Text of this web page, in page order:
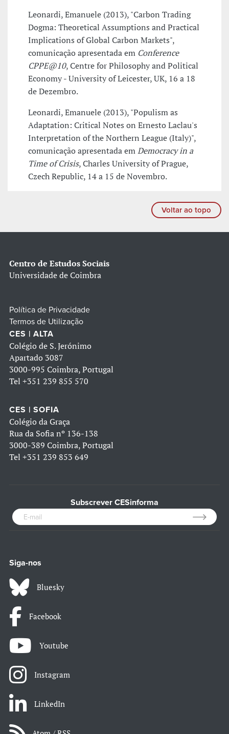
Leonardi, Emanuele (2013), "Carbon Trading
Dogma: Theoretical Assumptions and Practical
Implications of Global Carbon Markets",
comunicação apresentada em Conference
CPPE@10, Centre for Philosophy and Political
Economy - University of Leicester, UK, 16 a 18
de Dezembro.
Leonardi, Emanuele (2013), "Populism as
Adaptation: Critical Notes on Ernesto Laclau's
Interpretation of the Northern League (Italy)",
comunicação apresentada emDemocracy in a
Time of Crisis, Charles University of Prague,
Czech Republic, 14 a 15 de Novembro.
Voltar ao topo
Centro de Estudos Sociais
Universidade de Coimbra
Política de Privacidade
Termos de Utilização
CES | ALTA
Colégio de S. Jerónimo
Apartado 3087
3000-995 Coimbra, Portugal
Tel +351 239 855 570
CES | SOFIA
Colégio da Graça
Rua da Sofia nº 136-138
3000-389 Coimbra, Portugal
Tel +351 239 853 649
Subscrever CESinforma
Siga-nos
Bluesky
Facebook
Youtube
Instagram
LinkedIn